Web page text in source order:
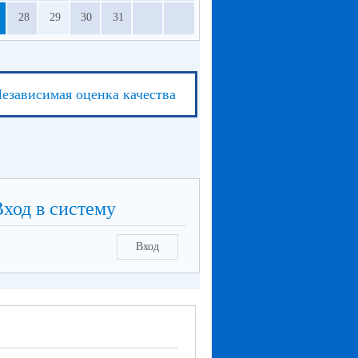
28 29 30 31
оценка качества
в систему
Вход